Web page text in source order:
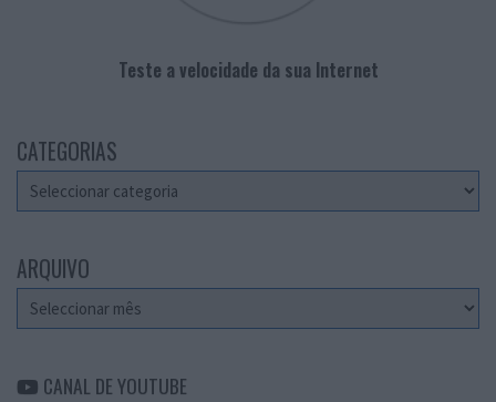
Teste a velocidade da sua Internet
CATEGORIAS
Categorias
ARQUIVO
Arquivo
CANAL DE YOUTUBE